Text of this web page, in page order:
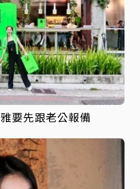
要先跟老公報備